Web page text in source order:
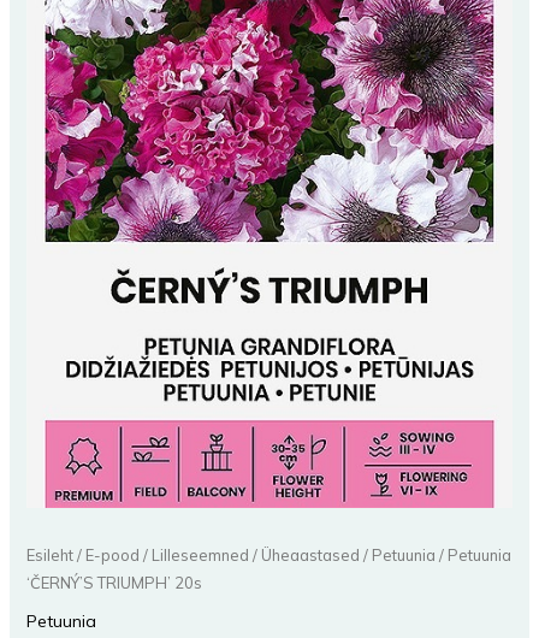
Esileht/ E-pood / Lilleseemned / Üheaastased / Petuunia / Petuunia
‘ČERNÝ’S TRIUMPH’ 20s
Petuunia